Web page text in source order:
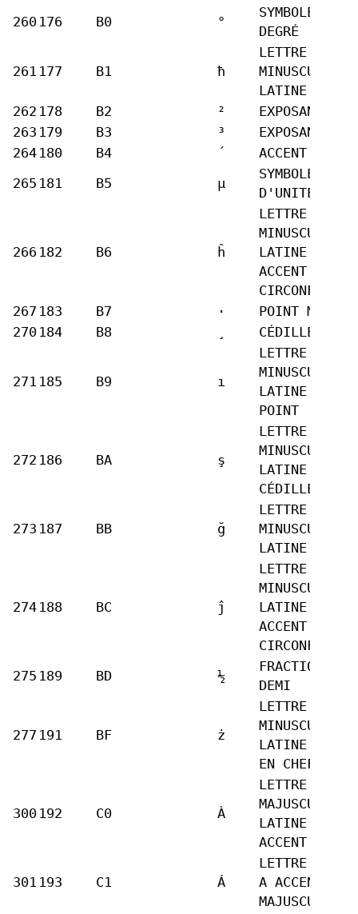
260 176 B0 °
SYMBOLE DU
DEGRÉ
261 177 B1 ħ
LETTRE
MINUSCULE
LATINE H
262 178 B2 ²
EXPOSANT
263 179 B3 ³
EXPOSANT
264 180 B4 ´
ACCENT AIGU
265 181 B5 µ
SYMBOLE
D'UNITÉ
266 182 B6 ĥ
LETTRE
MINUSCULE
LATINE H
ACCENT
CIRCONFLEXE
267 183 B7 ·
POINT MÉDIAN
270 184 B8 CÉDILLE
271 185 B9 ı
LETTRE
MINUSCULE
LATINE I
POINT
272 186 BA ş
LETTRE
MINUSCULE
LATINE S
CÉDILLE
273 187 BB ğ
LETTRE
MINUSCULE
LATINE G
274 188 BC ĵ
LETTRE
MINUSCULE
LATINE J
ACCENT
CIRCONFLEXE
275 189 BD ½
FRACTION UN
DEMI
277 191 BF ż
LETTRE
MINUSCULE
LATINE Z
EN CHEF
300 192 C0 À
LETTRE
MAJUSCULE
LATINE A
ACCENT GRAVE
301 193 C1 Á
LETTRE
A ACCENT
MAJUSCULE